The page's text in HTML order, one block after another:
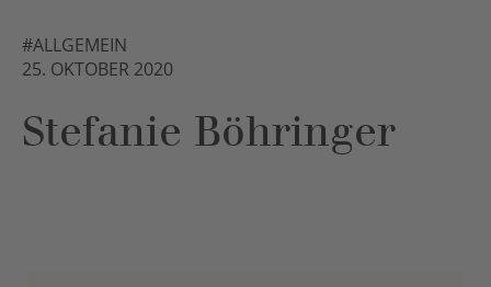
#ALLGEMEIN
25. OKTOBER 2020
Stefanie Böhringer